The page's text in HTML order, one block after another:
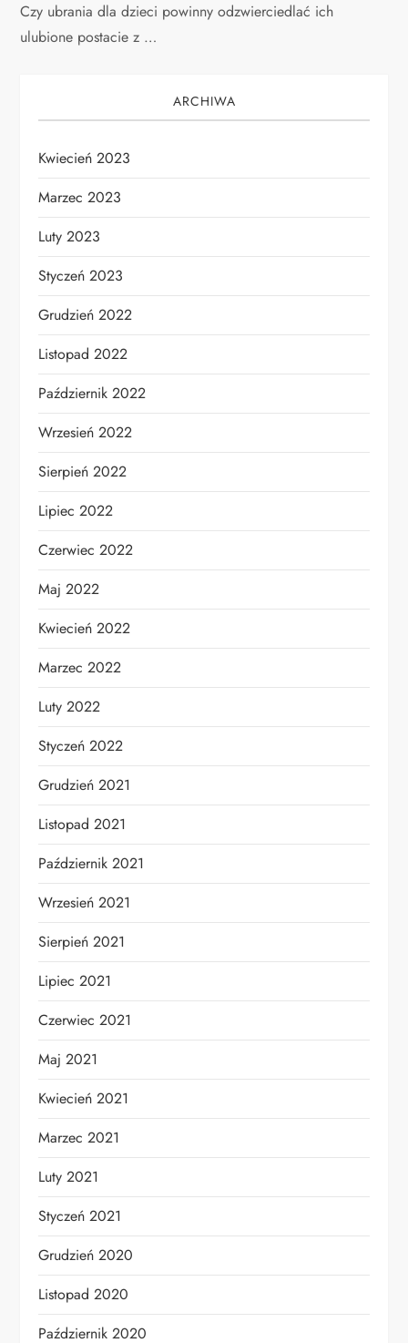
Czy ubrania dla dzieci powinny odzwierciedlać ich
ulubione postacie z …
ARCHIWA
Kwiecień 2023
Marzec 2023
Luty 2023
Styczeń 2023
Grudzień 2022
Listopad 2022
Październik 2022
Wrzesień 2022
Sierpień 2022
Lipiec 2022
Czerwiec 2022
Maj 2022
Kwiecień 2022
Marzec 2022
Luty 2022
Styczeń 2022
Grudzień 2021
Listopad 2021
Październik 2021
Wrzesień 2021
Sierpień 2021
Lipiec 2021
Czerwiec 2021
Maj 2021
Kwiecień 2021
Marzec 2021
Luty 2021
Styczeń 2021
Grudzień 2020
Listopad 2020
Październik 2020